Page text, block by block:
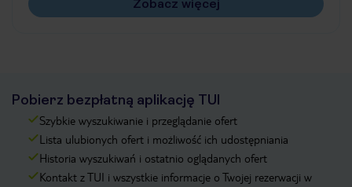
Zobacz więcej
Pobierz bezpłatną aplikację TUI
Szybkie wyszukiwanie i przeglądanie ofert
Lista ulubionych ofert i możliwość ich udostępniania
Historia wyszukiwań i ostatnio oglądanych ofert
Kontakt z TUI i wszystkie informacje o Twojej rezerwacji w